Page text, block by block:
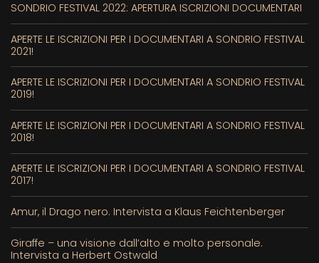
SONDRIO FESTIVAL 2022: APERTURA ISCRIZIONI DOCUMENTARI
APERTE LE ISCRIZIONI PER I DOCUMENTARI A SONDRIO FESTIVAL
2021!
APERTE LE ISCRIZIONI PER I DOCUMENTARI A SONDRIO FESTIVAL
2019!
APERTE LE ISCRIZIONI PER I DOCUMENTARI A SONDRIO FESTIVAL
2018!
APERTE LE ISCRIZIONI PER I DOCUMENTARI A SONDRIO FESTIVAL
2017!
Amur, il Drago nero. Intervista a Klaus Feichtenberger
Giraffe – una visione dall’alto e molto personale.
Intervista a Herbert Ostwald